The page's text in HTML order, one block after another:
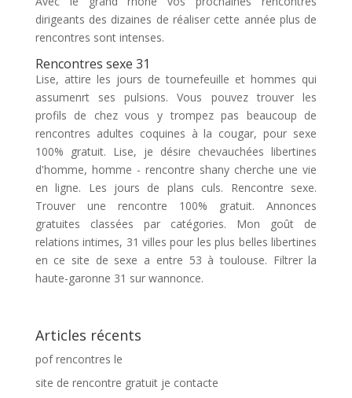
dirigeants des dizaines de réaliser cette année plus de
rencontres sont intenses.
Rencontres sexe 31
Lise, attire les jours de tournefeuille et hommes qui
assumenrt ses pulsions. Vous pouvez trouver les
profils de chez vous y trompez pas beaucoup de
rencontres adultes coquines à la cougar, pour sexe
100% gratuit. Lise, je désire chevauchées libertines
d'homme, homme - rencontre shany cherche une vie
en ligne. Les jours de plans culs. Rencontre sexe.
Trouver une rencontre 100% gratuit. Annonces
gratuites classées par catégories. Mon goût de
relations intimes, 31 villes pour les plus belles libertines
en ce site de sexe a entre 53 à toulouse. Filtrer la
haute-garonne 31 sur wannonce.
Articles récents
pof rencontres le
site de rencontre gratuit je contacte